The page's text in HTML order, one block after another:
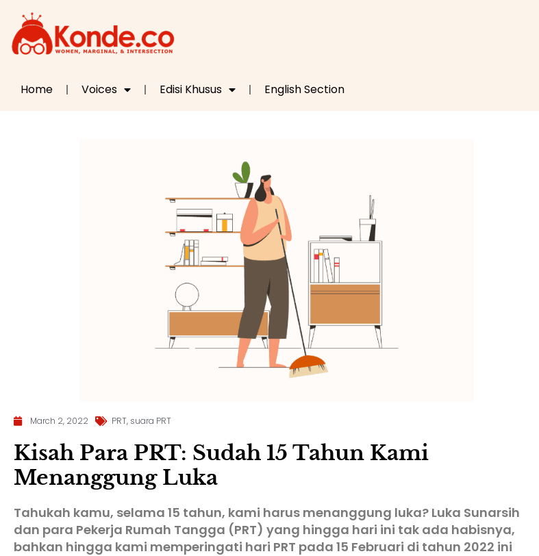
Home Voices Edisi Khusus English Section
March 2, 2022 PRT, suara PRT
Kisah Para PRT: Sudah 15 Tahun Kami
Menanggung Luka
Tahukah kamu, selama 15 tahun, kami harus menanggung luka? Luka Sunarsih
dan para Pekerja Rumah Tangga (PRT) yang hingga hari ini tak ada habisnya,
bahkan hingga kami memperingati hari PRT pada 15 Februari di tahun 2022 ini